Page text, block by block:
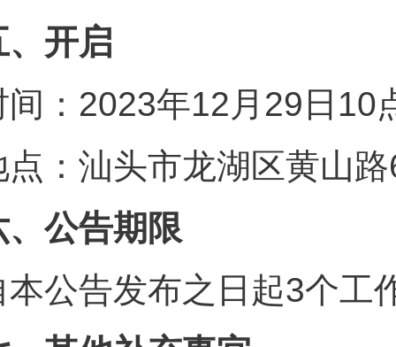
、开启
间：2023年12月29日10
点：汕头市龙湖区黄山
、公告期限
本公告发布之日起3个工